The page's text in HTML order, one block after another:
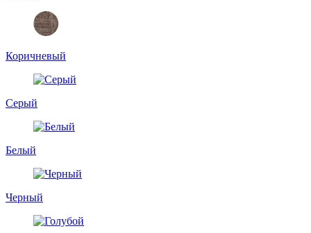
Коричневый
Серый
Белый
Черный